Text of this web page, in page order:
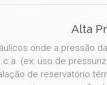
Alta
onde a pressão
(ex: uso de
de reservatório